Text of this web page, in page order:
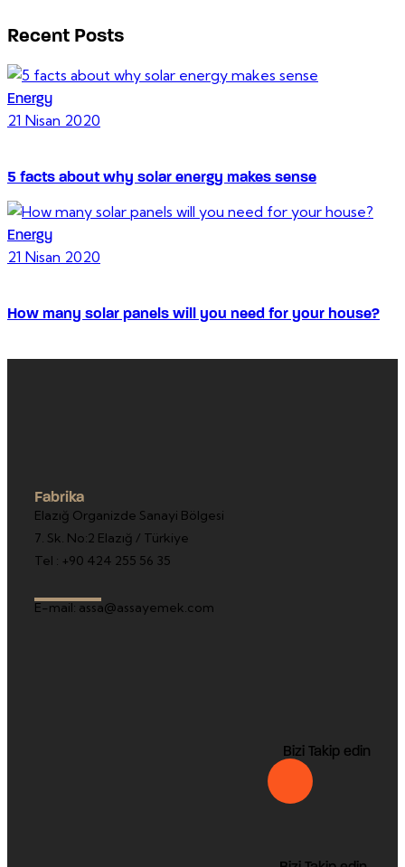
Recent Posts
Energy
21 Nisan 2020
5 facts about why solar energy makes sense
Energy
21 Nisan 2020
How many solar panels will you need for your house?
Fabrika
Elazığ Organizde Sanayi Bölgesi
7. Sk. No:2 Elazığ / Türkiye
Tel : +90 424 255 56 35
E-mail: assa@assayemek.com
Bizi Takip edin